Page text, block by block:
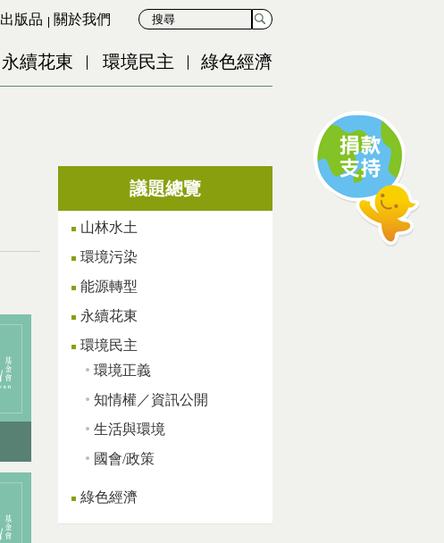
出版品 關於我們
永續花東 環境民主 綠色經濟
議題總覽
山林水土
環境污染
能源轉型
永續花東
環境民主
環境正義
知情權／資訊公開
生活與環境
國會/政策
綠色經濟